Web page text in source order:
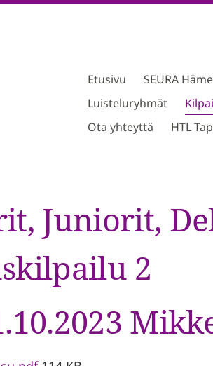
Etusivu
SEURA
Luisteluryhmät
Ota yhteyttä
HTL
Juniorit,
2